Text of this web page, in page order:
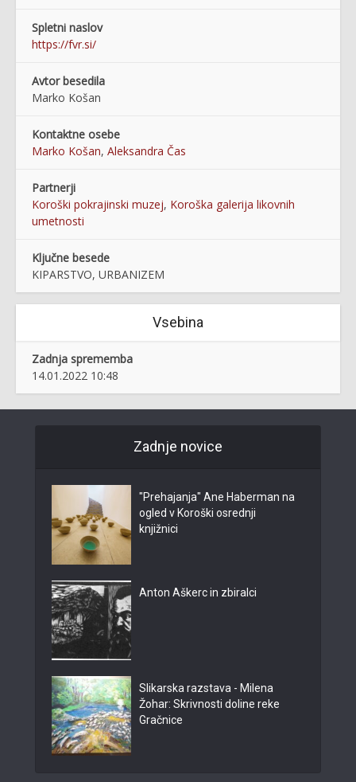
Spletni naslov
https://fvr.si/
Avtor besedila
Marko Košan
Kontaktne osebe
Marko Košan, Aleksandra Čas
Partnerji
Koroški pokrajinski muzej, Koroška galerija likovnih
umetnosti
Ključne besede
KIPARSTVO, URBANIZEM
Vsebina
Zadnja sprememba
14.01.2022 10:48
Zadnje novice
"Prehajanja" Ane Haberman na
ogled v Koroški osrednji
knjižnici
Anton Aškerc in zbiralci
Slikarska razstava - Milena
Žohar: Skrivnosti doline reke
Gračnice